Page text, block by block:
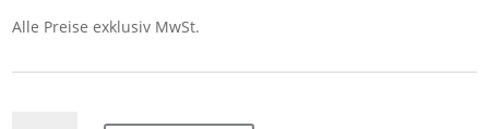
Alle Preise exklusiv MwSt.